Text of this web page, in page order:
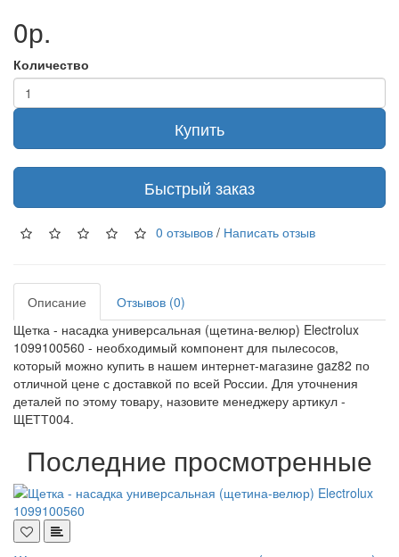
0р.
Количество
Купить
Быстрый заказ
0 отзывов / Написать отзыв
Описание
Отзывов (0)
Щетка - насадка универсальная (щетина-велюр) Electrolux
1099100560 - необходимый компонент для пылесосов,
который можно купить в нашем интернет-магазине gaz82 по
отличной цене с доставкой по всей России. Для уточнения
деталей по этому товару, назовите менеджеру артикул -
ЩЕТТ004.
Последние просмотренные